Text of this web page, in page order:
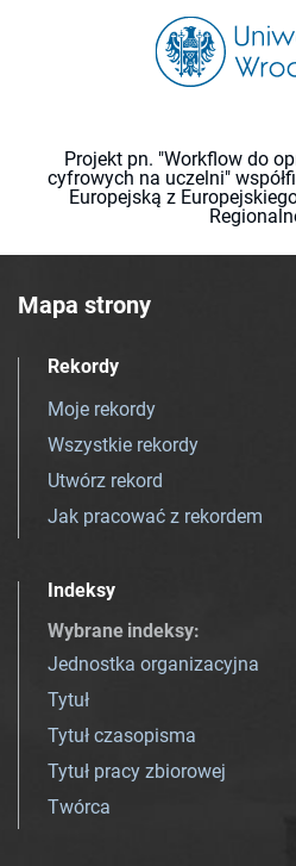
Projekt pn. "Workflow do
cyfrowych na uczelni"
Europejską z
Mapa strony
Rekordy
Moje rekordy
Wszystkie rekordy
Utwórz rekord
Jak pracować z rekordem
Indeksy
Wybrane indeksy:
Jednostka organizacyjna
Tytuł
Tytuł czasopisma
Tytuł pracy zbiorowej
Twórca